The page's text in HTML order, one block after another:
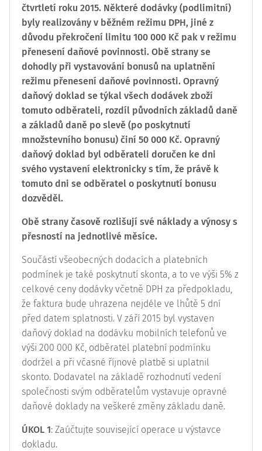
čtvrtletí roku 2015. Některé dodávky (podlimitní)
byly realizovány v běžném režimu DPH, jiné z
důvodu překročení limitu 100 000 Kč pak v režimu
přenesení daňové povinnosti. Obě strany se
dohodly při vystavování bonusů na uplatnění
režimu přenesení daňové povinnosti. Opravný
daňový doklad se týkal všech dodávek zboží
tomuto odběrateli, rozdíl původních základů daně
a základů daně po slevě (po poskytnutí
množstevního bonusu) činí 50 000 Kč. Opravný
daňový doklad byl odběrateli doručen ke dni
svého vystavení elektronicky s tím, že právě k
tomuto dni se odběratel o poskytnutí bonusu
dozvěděl.
Obě strany časově rozlišují své náklady a výnosy s
přesností na jednotlivé měsíce.
Součástí všeobecných dodacích a platebních
podmínek je také poskytnutí skonta, a to ve výši 5% z
celkové ceny dodávky včetně DPH za předpokladu,
že faktura bude uhrazena nejdéle ve lhůtě 5 dní
před datem splatnosti. V září 2015 byl vystaven
daňový doklad na dodávku mobilních telefonů ve
výši 200 000 Kč, odběratel platební podmínku
dodržel a při včasné říjnové platbě si uplatnil
skonto. Dodavatel na základě rozhodnutí vedení
společnosti svým odběratelům vystavuje opravné
daňové doklady na veškeré změny základu daně.
ÚKOL 1: Zaúčtujte související operace u výstavce
dokladu.